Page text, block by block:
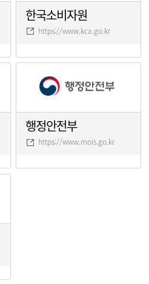
한국소비자원
https://www.kca.go.kr
행정안전부
https://www.mois.go.kr